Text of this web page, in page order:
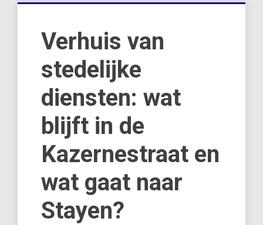
Verhuis van
stedelijke
diensten: wat
blijft in de
Kazernestraat en
wat gaat naar
Stayen?